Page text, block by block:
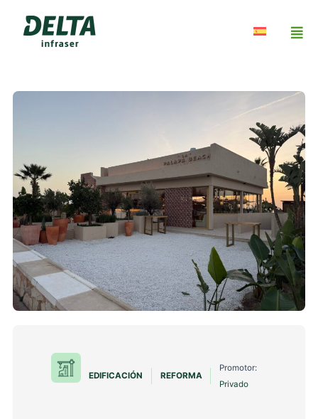
EDIFICACIÓN REFORMA
Promotor:
Privado